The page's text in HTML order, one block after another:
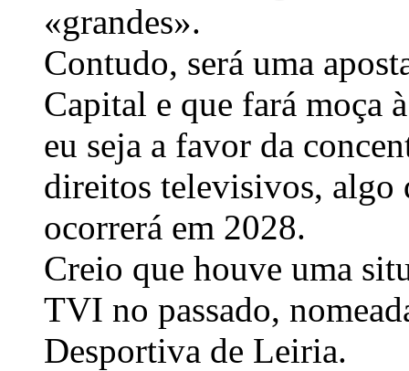
«grandes».
Contudo, será uma
Capital e que fará moça
eu seja a favor da
direitos televisivos, algo
ocorrerá em 2028.
Creio que houve uma
TVI no passado,
Desportiva de Leiria.